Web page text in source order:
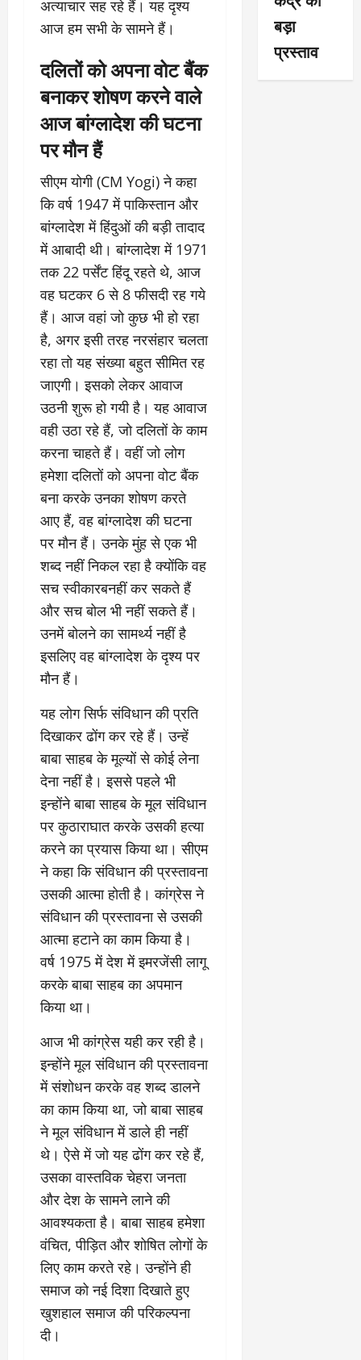
अत्याचार सह रहे हैं। यह दृश्य
आज हम सभी के सामने हैं।
दलितों को अपना वोट बैंक
बनाकर शोषण करने वाले
आज बांग्लादेश की घटना
पर मौन हैं
सीएम योगी (CM Yogi) ने कहा
कि वर्ष 1947 में पाकिस्तान और
बांग्लादेश में हिंदुओं की बड़ी तादाद
में आबादी थी। बांग्लादेश में 1971
तक 22 पर्सेंट हिंदू रहते थे, आज
वह घटकर 6 से 8 फीसदी रह गये
हैं। आज वहां जो कुछ भी हो रहा
है, अगर इसी तरह नरसंहार चलता
रहा तो यह संख्या बहुत सीमित रह
जाएगी। इसको लेकर आवाज
उठनी शुरू हो गयी है। यह आवाज
वही उठा रहे हैं, जो दलितों के काम
करना चाहते हैं। वहीं जो लोग
हमेशा दलितों को अपना वोट बैंक
बना करके उनका शोषण करते
आए हैं, वह बांग्लादेश की घटना
पर मौन हैं। उनके मुंह से एक भी
शब्द नहीं निकल रहा है क्योंकि वह
सच स्वीकारबनहीं कर सकते हैं
और सच बोल भी नहीं सकते हैं।
उनमें बोलने का सामर्थ्य नहीं है
इसलिए वह बांग्लादेश के दृश्य पर
मौन हैं।
यह लोग सिर्फ संविधान की प्रति
दिखाकर ढोंग कर रहे हैं। उन्हें
बाबा साहब के मूल्यों से कोई लेना
देना नहीं है। इससे पहले भी
इन्होंने बाबा साहब के मूल संविधान
पर कुठाराघात करके उसकी हत्या
करने का प्रयास किया था। सीएम
ने कहा कि संविधान की प्रस्तावना
उसकी आत्मा होती है। कांग्रेस ने
संविधान की प्रस्तावना से उसकी
आत्मा हटाने का काम किया है।
वर्ष 1975 में देश में इमरजेंसी लागू
करके बाबा साहब का अपमान
किया था।
आज भी कांग्रेस यही कर रही है।
इन्होंने मूल संविधान की प्रस्तावना
में संशोधन करके वह शब्द डालने
का काम किया था, जो बाबा साहब
ने मूल संविधान में डाले ही नहीं
थे। ऐसे में जो यह ढोंग कर रहे हैं,
उसका वास्तविक चेहरा जनता
और देश के सामने लाने की
आवश्यकता है। बाबा साहब हमेशा
वंचित, पीड़ित और शोषित लोगों के
लिए काम करते रहे। उन्होंने ही
समाज को नई दिशा दिखाते हुए
खुशहाल समाज की परिकल्पना
दी।
बड़ा
प्रस्ताव